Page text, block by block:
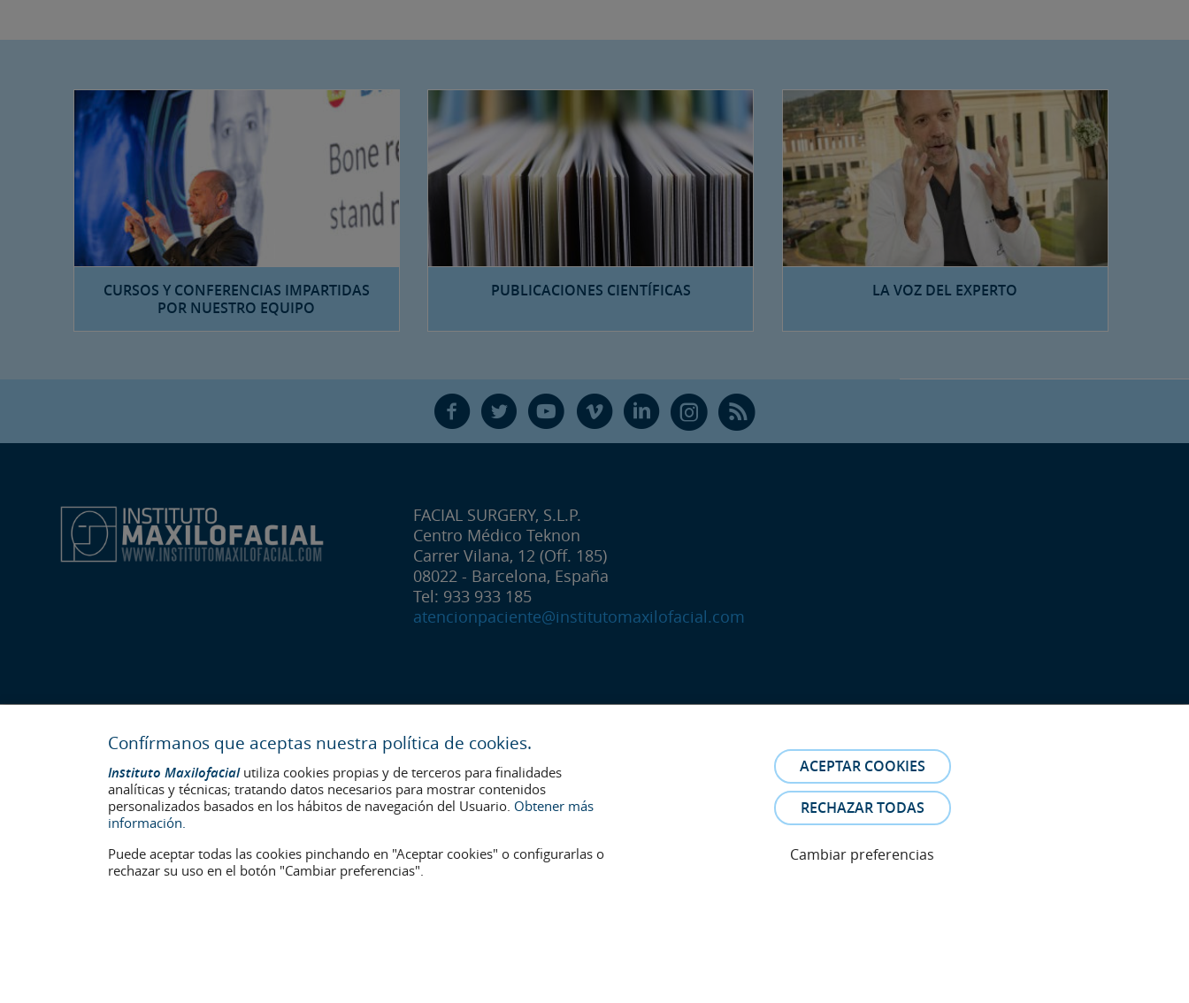
CURSOS Y CONFERENCIAS IMPARTIDAS
POR NUESTRO EQUIPO
PUBLICACIONES CIENTÍFICAS LA VOZ DEL EXPERTO
F T Y V L Ñ R
FACIAL SURGERY, S.L.P.
Centro Médico Teknon
Carrer Vilana, 12 (Off. 185)
08022 - Barcelona, España
Tel: 933 933 185
atencionpaciente@institutomaxilofacial.com
Confírmanos que aceptas nuestra política de cookies.
Instituto Maxilofacialutiliza cookies propias y de terceros para finalidades
analíticas y técnicas; tratando datos necesarios para mostrar contenidos
personalizados basados en los hábitos de navegación del Usuario. Obtener más
información.
Puede aceptar todas las cookies pinchando en "Aceptar cookies" o configurarlas o
rechazar su uso en el botón "Cambiar preferencias".
Cambiar preferencias
RECHAZAR TODAS
ACEPTAR COOKIES